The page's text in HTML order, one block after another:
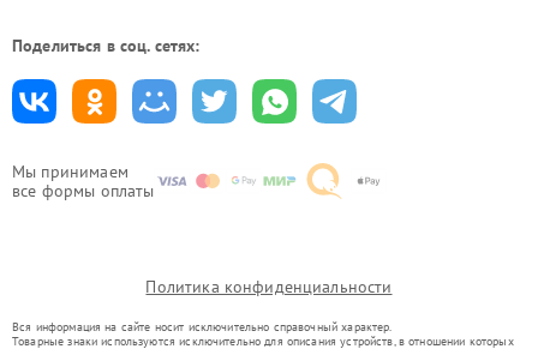
Мы принимаем
все формы оплаты
Поделиться в соц. сетях:
Политика конфиденциальности
Вся информация на сайте носит исключительно справочный характер.
Товарные знаки используются исключительно для описания устройств, в отношении которых